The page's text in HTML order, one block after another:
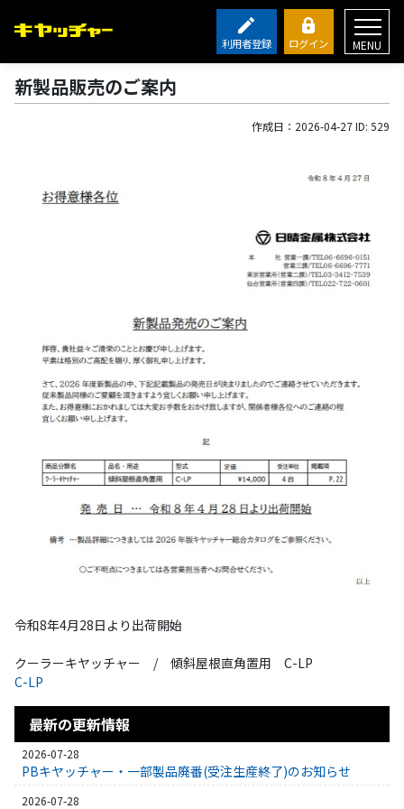
利用者登録 ログイン MENU
最新の更新情報
2026-07-28
PBキヤッチャー・一部製品廃番(受注生産終了)のお知らせ
2026-07-28
新製品販売のご案内
作成日：2026-04-27 ID: 529
令和8年4月28日より出荷開始
クーラーキヤッチャー / 傾斜屋根直角置用 C-LP
C-LP